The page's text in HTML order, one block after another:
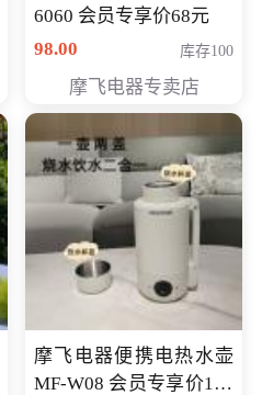
6060 会员专享价68元
98.00
库存100
摩飞电器专卖店
摩飞电器便携电热水壶
MF-W08 会员专享价198